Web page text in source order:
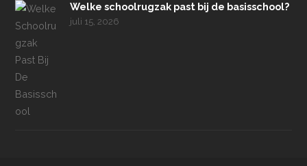
Welke schoolrugzak past bij de basisschool?
juli 15, 2026